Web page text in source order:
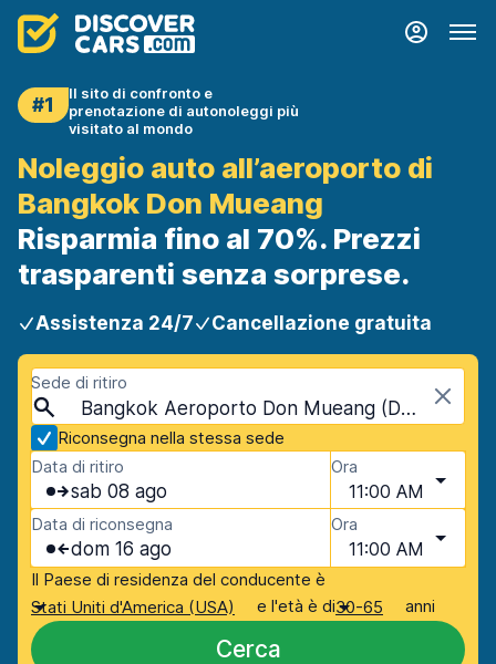
#1
Il sito di confronto e
prenotazione di autonoleggi più
visitato al mondo
Noleggio auto all’aeroporto di
Bangkok Don Mueang
Risparmia fino al 70%. Prezzi
trasparenti senza sorprese.
Assistenza 24/7 Cancellazione gratuita
Sede di ritiro
Bangkok Aeroporto Don Mueang (DMK), Bangkok, Thailandia
Riconsegna nella stessa sede
Data di ritiro
sab 08 ago
Ora
11:00 AM
Data di riconsegna
dom 16 ago
Ora
11:00 AM
Il Paese di residenza del conducente è
Stati Uniti d'America (USA)
e l'età è di30-65 anni
Cerca